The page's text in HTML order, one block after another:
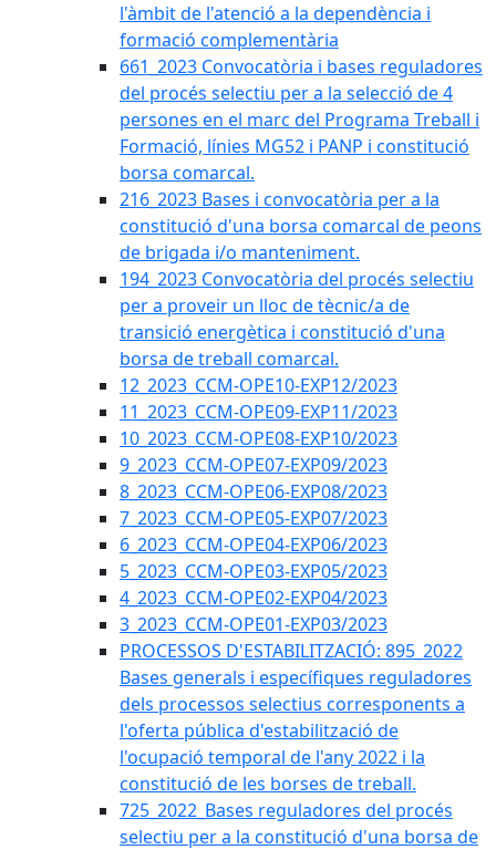
l'àmbit de l'atenció a la dependència i
formació complementària
661_2023 Convocatòria i bases reguladores
del procés selectiu per a la selecció de 4
persones en el marc del Programa Treball i
Formació, línies MG52 i PANP i constitució
borsa comarcal.
216_2023 Bases i convocatòria per a la
constitució d'una borsa comarcal de peons
de brigada i/o manteniment.
194_2023 Convocatòria del procés selectiu
per a proveir un lloc de tècnic/a de
transició energètica i constitució d'una
borsa de treball comarcal.
12_2023_CCM-OPE10-EXP12/2023
11_2023_CCM-OPE09-EXP11/2023
10_2023_CCM-OPE08-EXP10/2023
9_2023_CCM-OPE07-EXP09/2023
8_2023_CCM-OPE06-EXP08/2023
7_2023_CCM-OPE05-EXP07/2023
6_2023_CCM-OPE04-EXP06/2023
5_2023_CCM-OPE03-EXP05/2023
4_2023_CCM-OPE02-EXP04/2023
3_2023_CCM-OPE01-EXP03/2023
PROCESSOS D'ESTABILITZACIÓ: 895_2022
Bases generals i específiques reguladores
dels processos selectius corresponents a
l'oferta pública d'estabilització de
l'ocupació temporal de l'any 2022 i la
constitució de les borses de treball.
725_2022_Bases reguladores del procés
selectiu per a la constitució d'una borsa de